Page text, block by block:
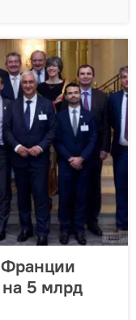
на 5 млрд